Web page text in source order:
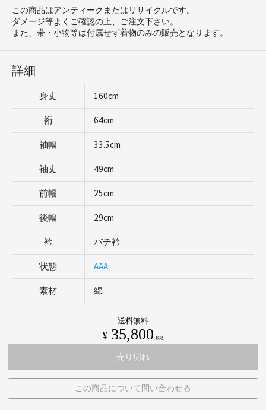
この商品はアンティークまたはリサイクルです。
ダメージ等よくご確認の上、ご注文下さい。
また、帯・小物等は付属せず着物のみの販売となります。
詳細
身丈 160cm
裄 64cm
袖幅 33.5cm
袖丈 49cm
前幅 25cm
後幅 29cm
衿 バチ衿
状態 AAA
素材 綿
送料無料
¥ 35,800 税込
売り切れ
この商品について問い合わせる